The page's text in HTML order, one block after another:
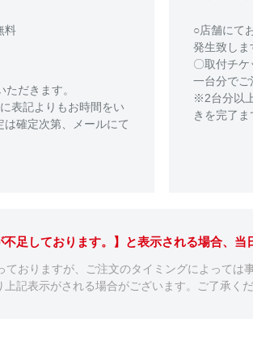
料
だきます。
表記よりもお時間をい
確定次第、メールにて
○店舗にて
発生致しま
〇取付チ
一台分でご
※2台分以
きを完了ま
足しております。】と表示される場合、当
おりますが、ご注文のタイミングによっては
記表示がされる場合がございます。ご了承くだ